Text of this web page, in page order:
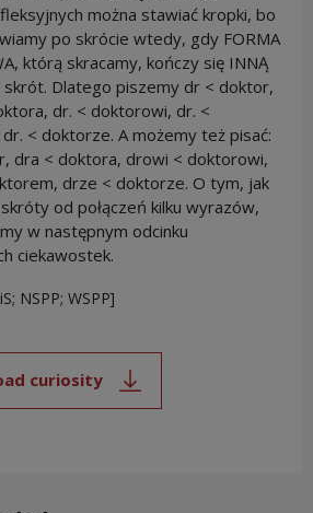
można stawiać kropki, bo
po skrócie wtedy, gdy FORMA
którą skracamy, kończy się INNĄ
skrót. Dlatego piszemy dr < doktor,
dr. < doktorowi, dr. <
< doktorze. A możemy też pisać:
dra < doktora, drowi < doktorowi,
drze < doktorze. O tym, jak
od połączeń kilku wyrazów,
w następnym odcinku
ciekawostek.
NSPP; WSPP]
curiosity
Note, the link will open in a new